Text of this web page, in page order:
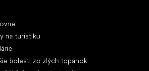
na turistiku
bolesti zo zlých topánok